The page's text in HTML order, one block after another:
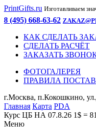
PrintGifts.ru Изготавливаем
8 (495) 668-63-62
КАК СДЕЛАТЬ
СДЕЛАТЬ РАСЧЁТ
ЗАКАЗАТЬ
ФОТОГАЛЕРЕЯ
ПРАВИЛА
г.Москва, п.Кокошкино,
Главная Карта PDA
Курс ЦБ НА 07.8.26 1$ =
Меню